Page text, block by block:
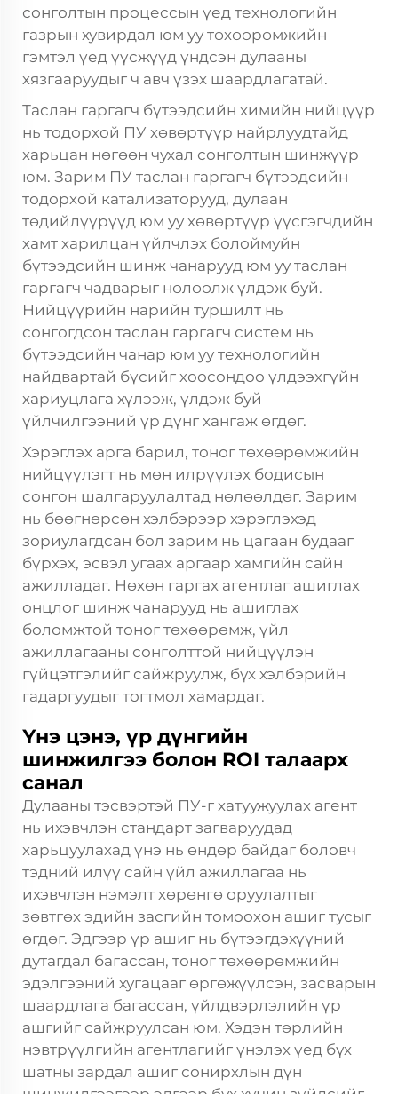
сонголтын процессын үед технологийн
газрын хувирдал юм уу төхөөрөмжийн
гэмтэл үед үүсжүүд үндсэн дулааны
хязгааруудыг ч авч үзэх шаардлагатай.
Таслан гаргагч бүтээдсийн химийн нийцүүр
нь тодорхой ПУ хөвөртүүр найрлуудтайд
харьцан нөгөөн чухал сонголтын шинжүүр
юм. Зарим ПУ таслан гаргагч бүтээдсийн
тодорхой катализаторууд, дулаан
төдийлүүрүүд юм уу хөвөртүүр үүсгэгчдийн
хамт харилцан үйлчлэх болоймуйн
бүтээдсийн шинж чанарууд юм уу таслан
гаргагч чадварыг нөлөөлж үлдэж буй.
Нийцүүрийн нарийн туршилт нь
сонгогдсон таслан гаргагч систем нь
бүтээдсийн чанар юм уу технологийн
найдвартай бүсийг хоосондоо үлдээхгүйн
хариуцлага хүлээж, үлдэж буй
үйлчилгээний үр дүнг хангаж өгдөг.
Хэрэглэх арга барил, тоног төхөөрөмжийн
нийцүүлэгт нь мөн илрүүлэх бодисын
сонгон шалгаруулалтад нөлөөлдөг. Зарим
нь бөөгнөрсөн хэлбэрээр хэрэглэхэд
зориулагдсан бол зарим нь цагаан будааг
бүрхэх, эсвэл угаах аргаар хамгийн сайн
ажилладаг. Нөхөн гаргах агентлаг ашиглах
онцлог шинж чанарууд нь ашиглах
боломжтой тоног төхөөрөмж, үйл
ажиллагааны сонголттой нийцүүлэн
гүйцэтгэлийг сайжруулж, бүх хэлбэрийн
гадаргуудыг тогтмол хамардаг.
Үнэ цэнэ, үр дүнгийн
шинжилгээ болон ROI талаарх
санал
Дулааны тэсвэртэй ПУ-г хатуужуулах агент
нь ихэвчлэн стандарт загваруудад
харьцуулахад үнэ нь өндөр байдаг боловч
тэдний илүү сайн үйл ажиллагаа нь
ихэвчлэн нэмэлт хөрөнгө оруулалтыг
зөвтгөх эдийн засгийн томоохон ашиг тусыг
өгдөг. Эдгээр үр ашиг нь бүтээгдэхүүний
дутагдал багассан, тоног төхөөрөмжийн
эдэлгээний хугацааг өргөжүүлсэн, засварын
шаардлага багассан, үйлдвэрлэлийн үр
ашгийг сайжруулсан юм. Хэдэн төрлийн
нэвтрүүлгийн агентлагийг үнэлэх үед бүх
шатны зардал ашиг сонирхлын дүн